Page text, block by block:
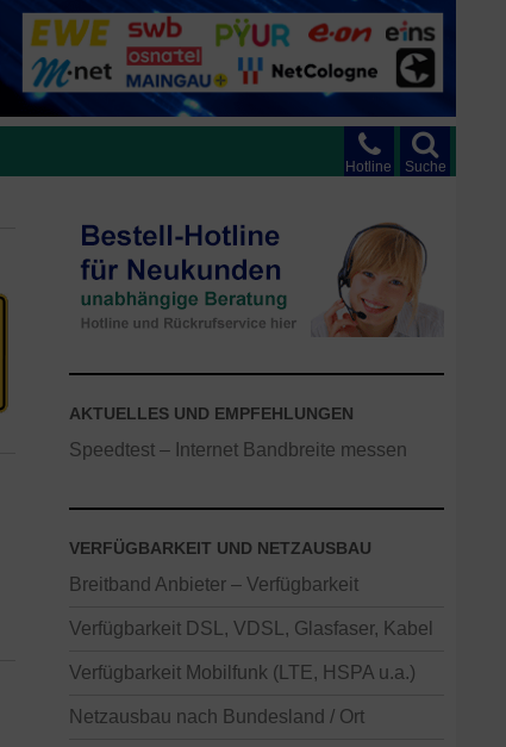
Suche
Hotline
AKTUELLES UND EMPFEHLUNGEN
Speedtest – Internet Bandbreite messen
VERFÜGBARKEIT UND NETZAUSBAU
Breitband Anbieter – Verfügbarkeit
Verfügbarkeit DSL, VDSL, Glasfaser, Kabel
Verfügbarkeit Mobilfunk (LTE, HSPA u.a.)
Netzausbau nach Bundesland / Ort